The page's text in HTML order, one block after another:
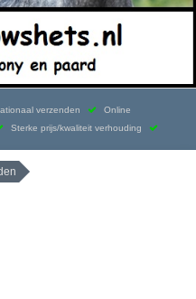
verzenden
Online
Sterke prijs/kwaliteit verhouding